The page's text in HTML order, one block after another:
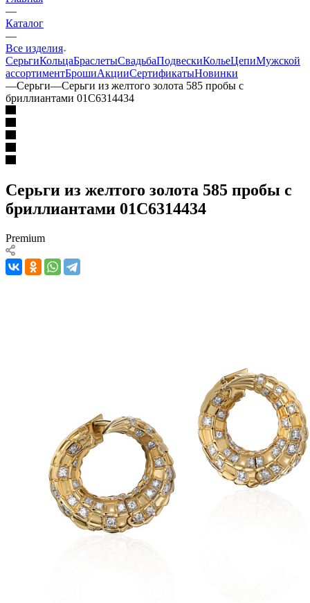
—
Каталог
—
Все изделия
СерьгиКольцаБраслетыСвадьбаПодвескиКольеЦепиМужской
ассортиментБрошиАкцииСертификатыНовинки
—Серьги—Серьги из желтого золота 585 пробы с
бриллиантами 01С6314434
Серьги из желтого золота 585 пробы с
бриллиантами 01С6314434
Premium